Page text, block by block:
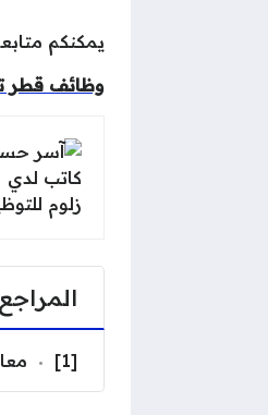
يمكنكم
وظائف قطر
المراجع
[1]